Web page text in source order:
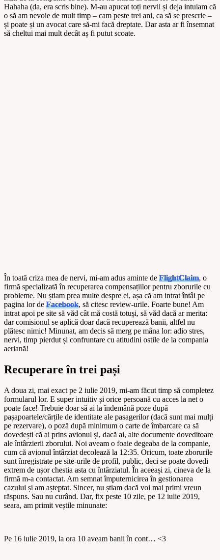
Hahaha (da, era scris bine). M-au apucat toți nervii și deja intuiam că
o să am nevoie de mult timp – cam peste trei ani, ca să se prescrie –
și poate și un avocat care să-mi facă dreptate. Dar asta ar fi însemnat
să cheltui mai mult decât aș fi putut scoate.
În toată criza mea de nervi, mi-am adus aminte de FlightClaim, o
firmă specializată în recuperarea compensațiilor pentru zborurile cu
probleme. Nu știam prea multe despre ei, așa că am intrat întâi pe
pagina lor de Facebook, să citesc review-urile. Foarte bune! Am
intrat apoi pe site să văd cât mă costă totuși, să văd dacă ar merita:
dar comisionul se aplică doar dacă recuperează banii, altfel nu
plătesc nimic! Minunat, am decis să merg pe mâna lor: adio stres,
nervi, timp pierdut și confruntare cu atitudini ostile de la compania
aeriană!
Recuperare în trei pași
A doua zi, mai exact pe 2 iulie 2019, mi-am făcut timp să completez
formularul lor. E super intuitiv și orice persoană cu acces la net o
poate face! Trebuie doar să ai la îndemână poze după
pașapoartele/cărțile de identitate ale pasagerilor (dacă sunt mai mulți
pe rezervare), o poză după minimum o carte de îmbarcare ca să
dovedești că ai prins avionul și, dacă ai, alte documente doveditoare
ale întârzierii zborului. Noi aveam o foaie degeaba de la companie,
cum că avionul întârziat decolează la 12:35. Oricum, toate zborurile
sunt înregistrate pe site-urile de profil, public, deci se poate dovedi
extrem de ușor chestia asta cu întârziatul. În aceeași zi, cineva de la
firmă m-a contactat. Am semnat împuternicirea în gestionarea
cazului și am așteptat. Sincer, nu știam dacă voi mai primi vreun
răspuns. Sau nu curând. Dar, fix peste 10 zile, pe 12 iulie 2019,
seara, am primit veștile minunate:
Pe 16 iulie 2019, la ora 10 aveam banii în cont… <3